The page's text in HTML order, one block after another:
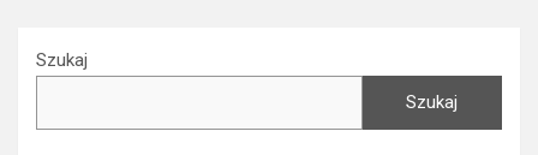
Szukaj
Szukaj